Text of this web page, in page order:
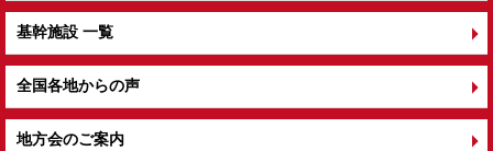
基幹施設 一覧
全国各地からの声
地方会のご案内